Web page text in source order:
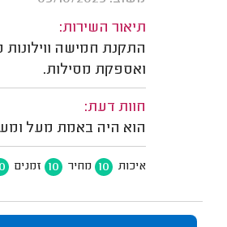
תיאור השירות:
התקנת חמישה ווילונות
ואספקת מסילות.
חוות דעת:
הוא היה באמת מעל
איכות 10 מחיר 10 זמנים